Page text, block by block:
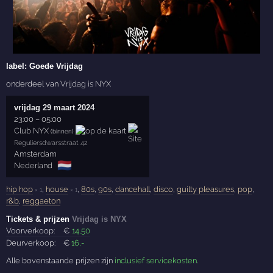
label: Goede Vrijdag
onderdeel vanVrijdag is NYX
vrijdag 29 maart 2024
23:00 –05:00
Club NYX (binnen)
Reguliersdwarsstraat 42
Amsterdam
Nederland 🇳🇱
hip hop × 1, house × 1,80s,90s,dancehall,disco,guilty pleasures, pop,
r&b, reggaeton
Tickets & prijzenVrijdag is NYX
Voorverkoop:
€ 14 ,50
Deurverkoop:
€16 ,-
Alle bovenstaande prijzen zijn inclusief servicekosten